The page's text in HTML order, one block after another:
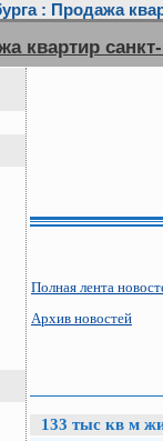
: Продажа
квартир
Полная лента
Архив новостей
133 тыс кв м